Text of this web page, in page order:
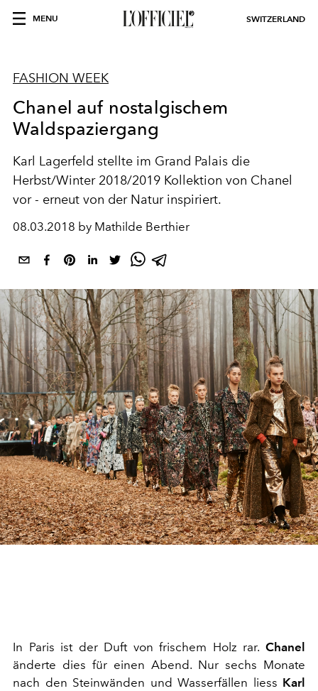
MENU SWITZERLAND
FASHION WEEK
Chanel auf nostalgischem
Waldspaziergang
Karl Lagerfeld stellte im Grand Palais die
Herbst/Winter 2018/2019 Kollektion von Chanel
vor - erneut von der Natur inspiriert.
08.03.2018 by Mathilde Berthier
In Paris ist der Duft von frischem Holz rar. Chanel
änderte dies für einen Abend. Nur sechs Monate
nach den Steinwänden und Wasserfällen liess Karl